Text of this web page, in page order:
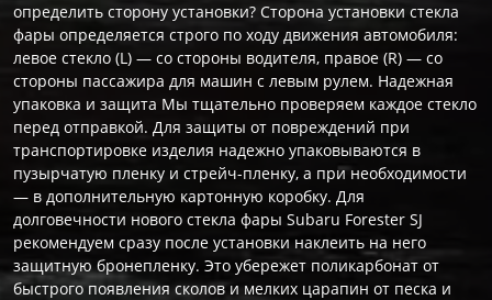
определить сторону установки? Сторона установки стекла
фары определяется строго по ходу движения автомобиля:
левое стекло (L) — со стороны водителя, правое (R) — со
стороны пассажира для машин с левым рулем. Надежная
упаковка и защита Мы тщательно проверяем каждое стекло
перед отправкой. Для защиты от повреждений при
транспортировке изделия надежно упаковываются в
пузырчатую пленку и стрейч-пленку, а при необходимости
— в дополнительную картонную коробку. Для
долговечности нового стекла фары Subaru Forester SJ
рекомендуем сразу после установки наклеить на него
защитную бронепленку. Это убережет поликарбонат от
быстрого появления сколов и мелких царапин от песка и